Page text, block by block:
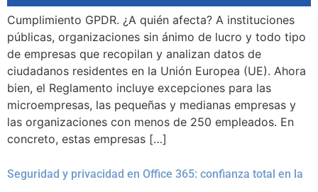
Cumplimiento GPDR. ¿A quién afecta? A instituciones
públicas, organizaciones sin ánimo de lucro y todo tipo
de empresas que recopilan y analizan datos de
ciudadanos residentes en la Unión Europea (UE). Ahora
bien, el Reglamento incluye excepciones para las
microempresas, las pequeñas y medianas empresas y
las organizaciones con menos de 250 empleados. En
concreto, estas empresas […]
Seguridad y privacidad en Office 365: confianza total en la